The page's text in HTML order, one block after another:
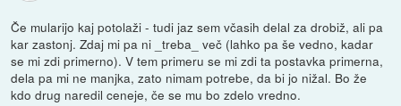
Če mularijo kaj potolaži - tudi jaz sem včasih delal za drobiž, ali pa
kar zastonj. Zdaj mi pa ni _treba_ več (lahko pa še vedno, kadar
se mi zdi primerno). V tem primeru se mi zdi ta postavka primerna,
dela pa mi ne manjka, zato nimam potrebe, da bi jo nižal. Bo že
kdo drug naredil ceneje, če se mu bo zdelo vredno.